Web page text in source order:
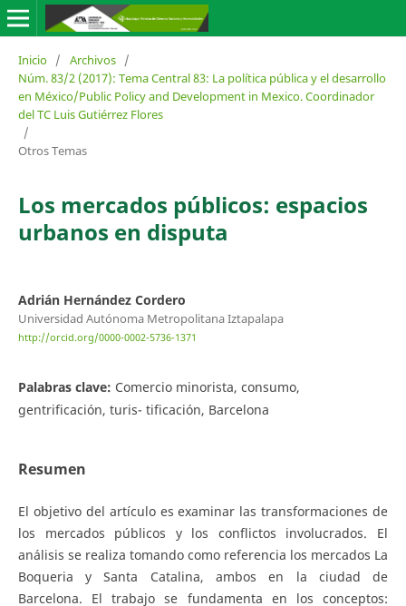
Inicio / Archivos /
Núm. 83/2 (2017): Tema Central 83: La política pública y el desarrollo
en México/Public Policy and Development in Mexico. Coordinador
del TC Luis Gutiérrez Flores
/
Otros Temas
Los mercados públicos: espacios
urbanos en disputa
Adrián Hernández Cordero
Universidad Autónoma Metropolitana Iztapalapa
http://orcid.org/0000-0002-5736-1371
Palabras clave: Comercio minorista, consumo,
gentrificación, turis- tificación, Barcelona
Resumen
El objetivo del artículo es examinar las transformaciones de
los mercados públicos y los conflictos involucrados. El
análisis se realiza tomando como referencia los mercados La
Boqueria y Santa Catalina, ambos en la ciudad de
Barcelona. El trabajo se fundamenta en los conceptos: